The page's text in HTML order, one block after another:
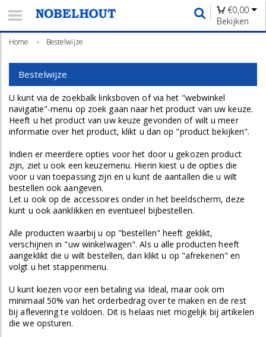
€0,00
Bekijken
Home › Bestelwijze
Bestelwijze
U kunt via de zoekbalk linksboven of via het "webwinkel
navigatie"-menu op zoek gaan naar het product van uw keuze.
Heeft u het product van uw keuze gevonden of wilt u meer
informatie over het product, klikt u dan op "product bekijken".
Indien er meerdere opties voor het door u gekozen product
zijn, ziet u ook een keuzemenu. Hierin kiest u de opties die
voor u van toepassing zijn en u kunt de aantallen die u wilt
bestellen ook aangeven.
Let u ook op de accessoires onder in het beeldscherm, deze
kunt u ook aanklikken en eventueel bijbestellen.
Alle producten waarbij u op "bestellen" heeft geklikt,
verschijnen in "uw winkelwagen". Als u alle producten heeft
aangeklikt die u wilt bestellen, dan klikt u op "afrekenen" en
volgt u het stappenmenu.
U kunt kiezen voor een betaling via Ideal, maar ook om
minimaal 50% van het orderbedrag over te maken en de rest
bij aflevering te voldoen. Dit is helaas niet mogelijk bij artikelen
die we opsturen.